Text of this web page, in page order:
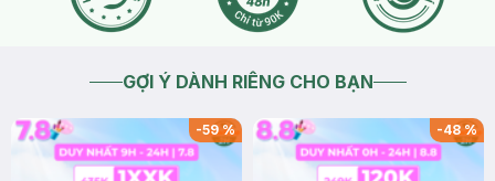
GỢI Ý DÀNH RIÊNG CHO BẠN
-59% -48%